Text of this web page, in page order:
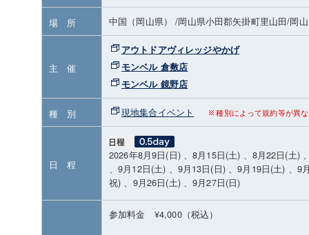
場 所 中国（岡山県） /岡山県小田郡矢掛町里山田/岡
主 催
アウトドアヴィレッジやかげ
モンベル 倉敷店
モンベル 鏡野店
種 別 現地集合イベント 種別によって規約等が異
日 程
2026年8月9日(日) 、8月15日(土) 、8月22日(土)
、9月12日(土) 、9月13日(日) 、9月19日(土) 、9
祝) 、9月26日(土) 、9月27日(日)
参加料金 ¥4,000（税込）